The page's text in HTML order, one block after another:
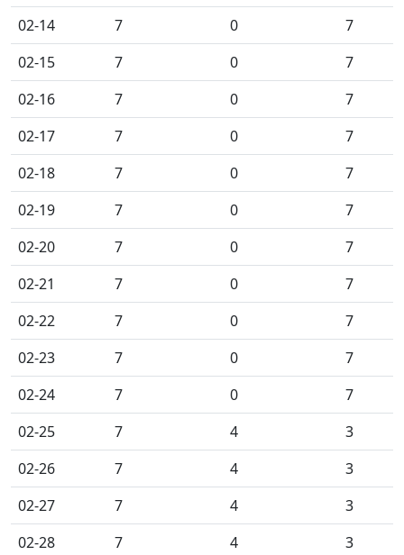
02-14
7 0
7
02-15
7 0
7
02-16
7 0
7
02-17
7 0
7
02-18
7 0
7
02-19
7 0
7
02-20
7 0
7
02-21
7 0
7
02-22
7 0
7
02-23
7 0
7
02-24
7 0
7
02-25
7 4
3
02-26
7 4
3
02-27
7 4
3
02-28
7 4 3